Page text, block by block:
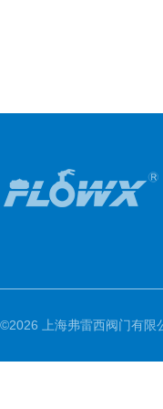
©2026 上海弗雷西阀门有限